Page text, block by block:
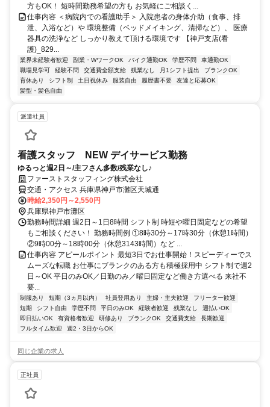
方もOK！ 短時間勤務希望の方も お気軽にご相談く...
仕事内容 ＜病院内での看護助手＞ 入院患者の身体介助（食事、排
泄、入浴など）や 環境整備（ベッドメイキング、清掃など）、 医療
器具の洗浄など しっかり教えて頂ける環境です 【神戸支店(看
護)_829...
業界未経験者歓迎 副業・WワークOK バイク通勤OK 学歴不問
車通勤OK
職場見学可
経験不問 交通費全額支給 残業なし 月1シフト提出
ブランクOK
育休あり
シフト制 土日祝休み 服装自由 履歴書不要
友達と応募OK
髪型・髪色自由
派遣社員
看護スタッフ NEW デイサービス勤務
ゆるっと週2日～/主フさん多数/残業なし♪
ファーストスタッフィング株式会社
交通・アクセス 兵庫県神戸市灘区天城通
時給2,350円～2,550円
兵庫県神戸市灘区
勤務時間詳細 週2日～1日8時間 シフト制 時短や曜日固定などの希望
もご相談ください！ 勤務時間例 ①8時30分～17時30分（休憩1時間）
②9時00分～18時00分（休憩3143時間）など ...
仕事内容 アピールポイント 最短3日でお仕事開始！スピーディーでス
ムーズな転職 お仕事にブランクのある方も積極採用中 シフト制で週2
日～OK 平日のみOK／日勤のみ／曜日固定など働き方選べる 来社不
要...
制服あり 短期（3ヵ月以内） 社員登用あり 主婦・主夫歓迎
フリーター歓迎
短期
シフト自由 学歴不問 平日のみOK 経験者歓迎 残業なし
週払いOK
即日払いOK
有資格者歓迎 研修あり ブランクOK 交通費支給
長期歓迎
フルタイム歓迎
週2・3日からOK
同じ企業の求人
正社員